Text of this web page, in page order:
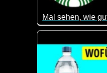
Das ist gar nicht